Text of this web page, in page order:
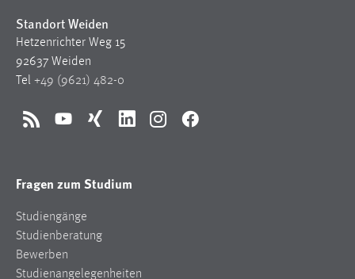
Standort Weiden
Hetzenrichter Weg 15
92637 Weiden
Tel +49 (9621) 482-0
RSS YouTubeXing LinkedInInstagramFacebook
Fragen zum Studium
Studiengänge
Studienberatung
Bewerben
Studienangelegenheiten